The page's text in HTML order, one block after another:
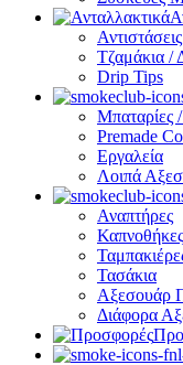
Αντιστάσεις
Τζαμάκια /
Drip Tips
Μπαταρίες
Premade
Εργαλεία
Λοιπά
Αναπτήρες
Καπνοθήκες
Τασάκια
Αξεσουάρ
Διάφορα